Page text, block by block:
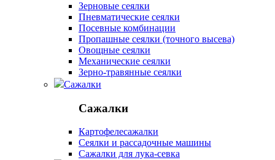
Зерновые сеялки
Пневматические сеялки
Посевные комбинации
Пропашные сеялки (точного высева)
Овощные сеялки
Механические сеялки
Зерно-травянные сеялки
Сажалки
Сажалки
Картофелесажалки
Сеялки и рассадочные машины
Сажалки для лука-севка